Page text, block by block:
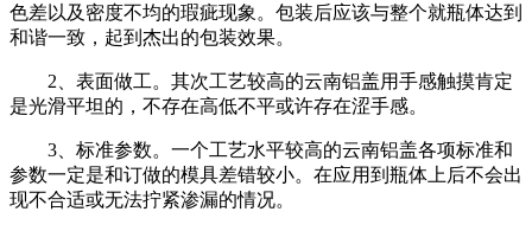
色差以及密度不均的瑕疵现象。包装后应该与整个就瓶体达到
和谐一致，起到杰出的包装效果。
2、表面做工。其次工艺较高的云南铝盖用手感触摸肯定
是光滑平坦的，不存在高低不平或许存在涩手感。
3、标准参数。一个工艺水平较高的云南铝盖各项标准和
参数一定是和订做的模具差错较小。在应用到瓶体上后不会出
现不合适或无法拧紧渗漏的情况。